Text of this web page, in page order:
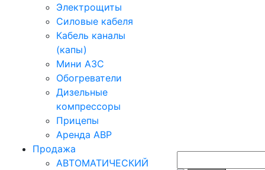
Электрощиты
Силовые кабеля
Кабель каналы
(капы)
Мини АЗС
Обогреватели
Дизельные
компрессоры
Прицепы
Аренда АВР
Продажа
АВТОМАТИЧЕСКИЙ